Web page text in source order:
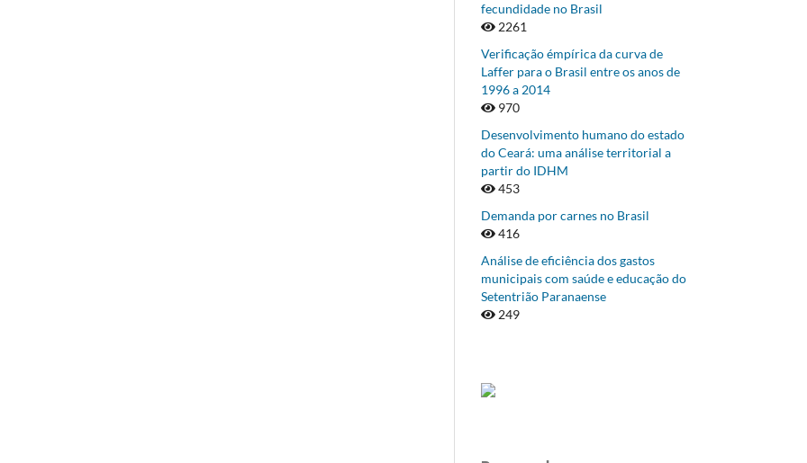
fecundidade no Brasil
2261
Verificação émpírica da curva de
Laffer para o Brasil entre os anos de
1996 a 2014
970
Desenvolvimento humano do estado
do Ceará: uma análise territorial a
partir do IDHM
453
Demanda por carnes no Brasil
416
Análise de eficiência dos gastos
municipais com saúde e educação do
Setentrião Paranaense
249